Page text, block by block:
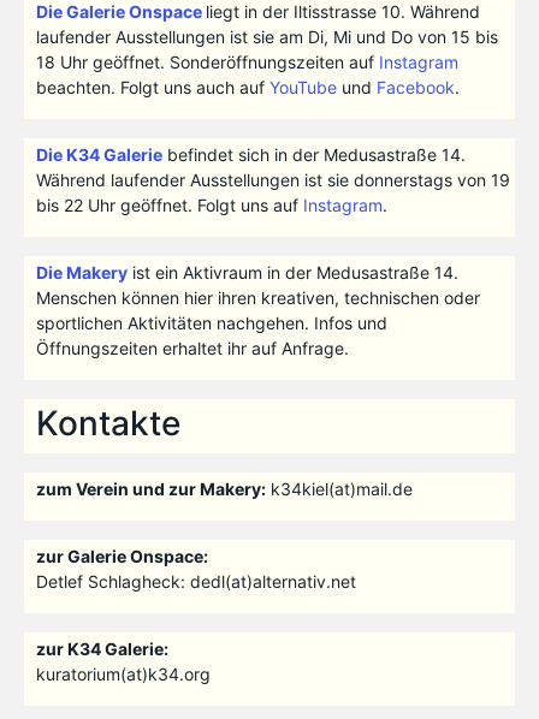
Die Galerie Onspace liegt in der Iltisstrasse 10. Während
laufender Ausstellungen ist sie am Di, Mi und Do von 15 bis
18 Uhr geöffnet. Sonderöffnungszeiten auf Instagram
beachten. Folgt uns auch auf YouTubeund Facebook.
Die K34 Galeriebefindet sich in der Medusastraße 14.
Während laufender Ausstellungen ist sie donnerstags von 19
bis 22 Uhr geöffnet. Folgt uns auf Instagram.
Die Makeryist ein Aktivraum in der Medusastraße 14.
Menschen können hier ihren kreativen, technischen oder
sportlichen Aktivitäten nachgehen. Infos und
Öffnungszeiten erhaltet ihr auf Anfrage.
Kontakte
zum Verein und zur Makery:k34kiel(at)mail.de
zur Galerie Onspace:
Detlef Schlagheck: dedl(at)alternativ.net
zur K34 Galerie:
kuratorium(at)k34.org